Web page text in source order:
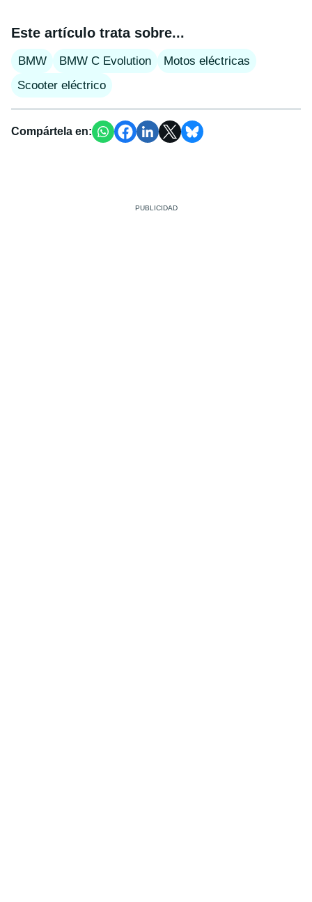
Este artículo trata sobre...
BMW BMW C Evolution
Motos eléctricas
Scooter eléctrico
Compártela en: